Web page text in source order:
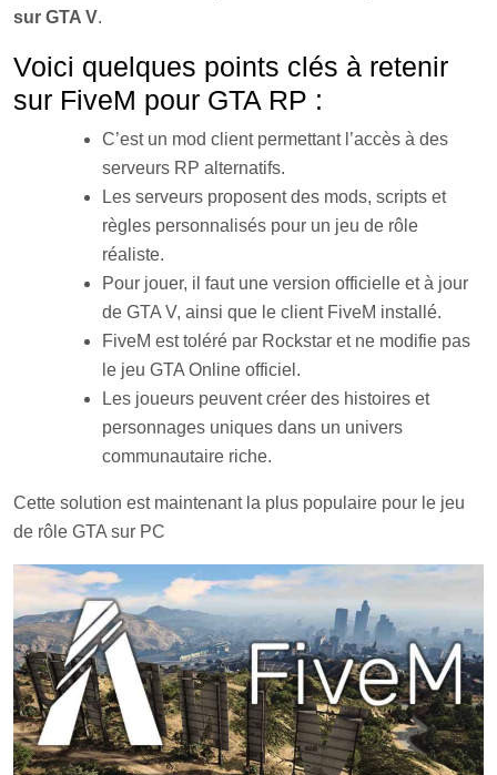
sur GTA V.
Voici quelques points clés à retenir
sur FiveM pour GTA RP :
C’est un mod client permettant l’accès à des
serveurs RP alternatifs.
Les serveurs proposent des mods, scripts et
règles personnalisés pour un jeu de rôle
réaliste.
Pour jouer, il faut une version officielle et à jour
de GTA V, ainsi que le client FiveM installé.
FiveM est toléré par Rockstar et ne modifie pas
le jeu GTA Online officiel.
Les joueurs peuvent créer des histoires et
personnages uniques dans un univers
communautaire riche.
Cette solution est maintenant la plus populaire pour le jeu
de rôle GTA sur PC